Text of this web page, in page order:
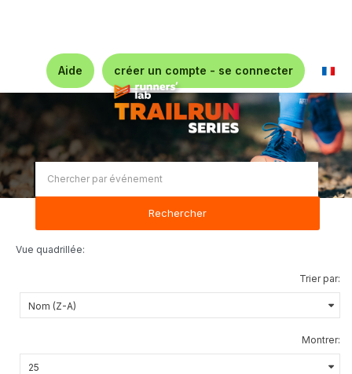
Aide créer un compte - se connecter
Rechercher
Vue quadrillée:
Trier par:
Montrer: